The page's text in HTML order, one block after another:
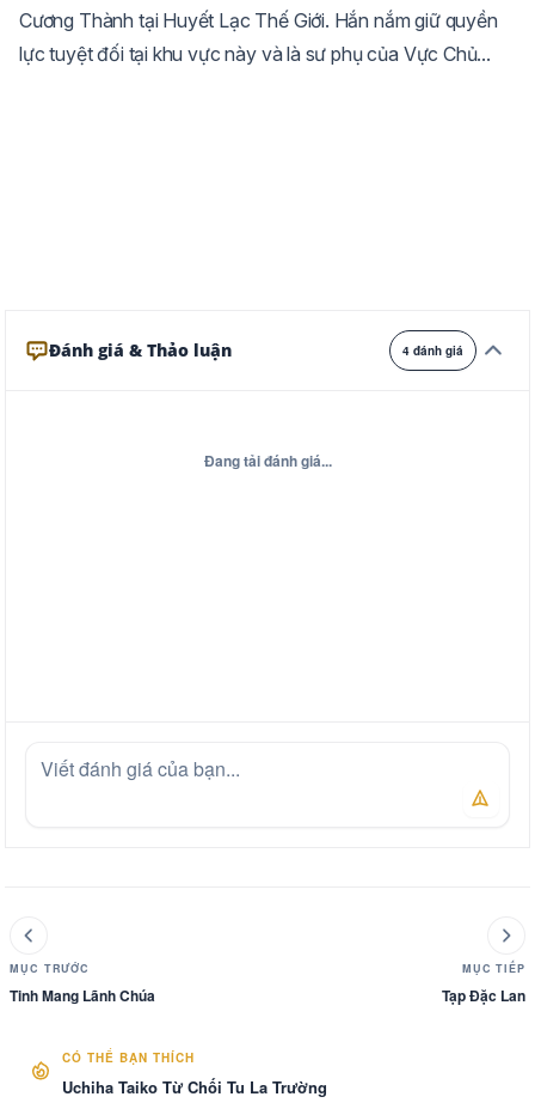
Trắng Ngà Vàng
Cương Thành tại Huyết Lạc Thế Giới. Hắn nắm giữ quyền
lực tuyệt đối tại khu vực này và là sư phụ của Vực Chủ...
Đánh giá & Thảo luận 4 đánh giá
Đang tải đánh giá...
MỤC TRƯỚC
Tinh Mang Lãnh Chúa
MỤC TIẾP
Tạp Đặc Lan
CÓ THỂ BẠN THÍCH
Uchiha Taiko Từ Chối Tu La Trường